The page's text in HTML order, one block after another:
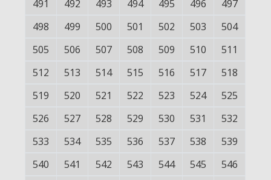
491 492 493 494 495 496
497
498
499 500 501 502 503
504
505
506 507 508 509 510
511
512
513 514 515 516 517
518
519
520 521 522 523 524
525
526
527 528 529 530 531
532
533
534 535 536 537 538
539
540
541 542 543 544 545
546